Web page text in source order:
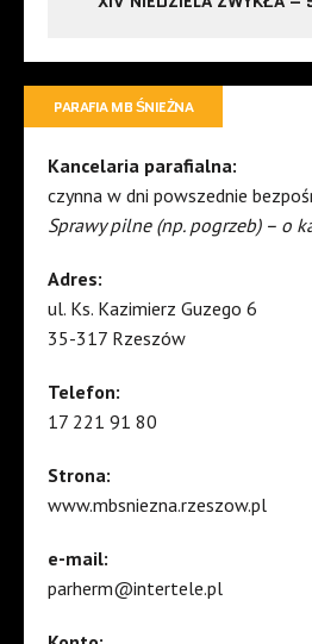
PARAFIA MB ŚNIEŻNA
Kancelaria parafialna:
czynna w dni powszednie
Sprawy pilne (np. pogrzeb) – o
Adres:
ul. Ks. Kazimierz Guzego 6
35-317 Rzeszów
Telefon:
17 221 91 80
Strona:
www.mbsniezna.rzeszow.pl
e-mail:
parherm@intertele.pl